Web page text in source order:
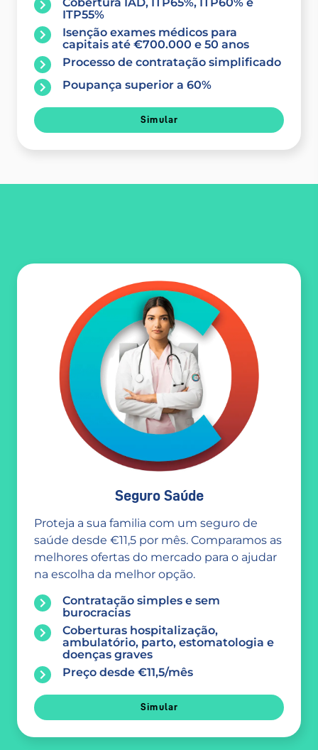
ITP55%
Isenção exames médicos para
capitais até €700.000 e 50 anos
Processo de contratação simplificado
Poupança superior a 60%
Simular
Seguro Saúde
Proteja a sua familia com um seguro de
saúde desde €11,5 por mês. Comparamos as
melhores ofertas do mercado para o ajudar
na escolha da melhor opção.
Contratação simples e sem
burocracias
Coberturas hospitalização,
ambulatório, parto, estomatologia e
doenças graves
Preço desde €11,5/mês
Simular